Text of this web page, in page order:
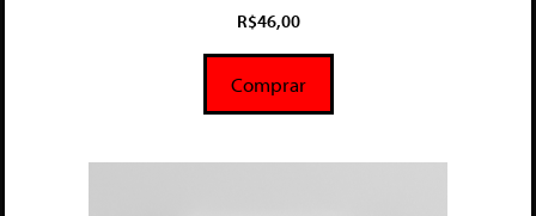
5
R$46,00
Comprar